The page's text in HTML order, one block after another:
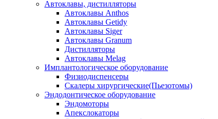
Автоклавы, дистилляторы
Автоклавы Anthos
Автоклавы Getidy
Автоклавы Siger
Автоклавы Granum
Дистилляторы
Автоклавы Melag
Имплантологическое оборудование
Физиодиспенсеры
Скалеры хирургические(Пьезотомы)
Эндодонтическое оборудование
Эндомоторы
Апекслокаторы